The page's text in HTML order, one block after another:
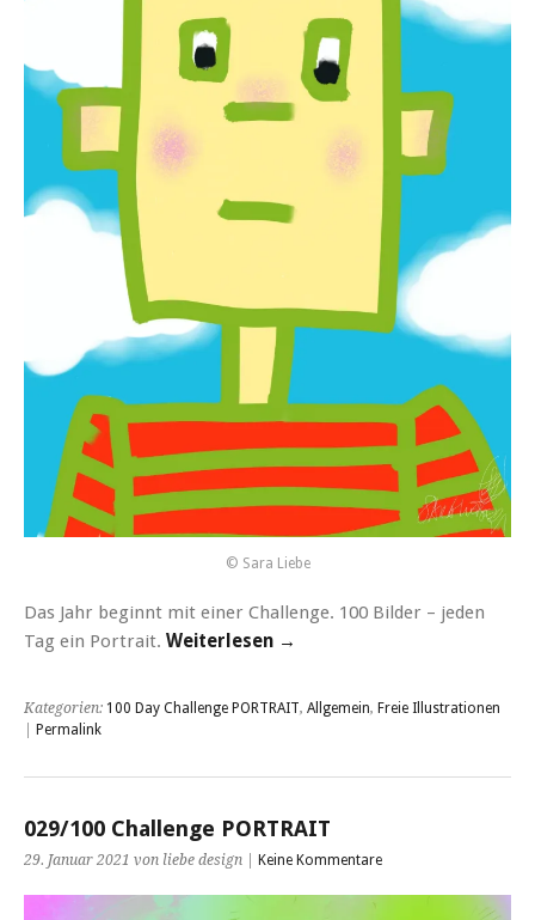
© Sara Liebe
Das Jahr beginnt mit einer Challenge. 100 Bilder – jeden
Tag ein Portrait. Weiterlesen →
Kategorien: 100 Day Challenge PORTRAIT, Allgemein, Freie Illustrationen
Permalink
029/100 Challenge PORTRAIT
29. Januar 2021 von liebe design | Keine Kommentare